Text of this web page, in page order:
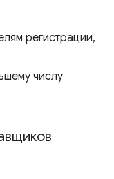
регистрации,
числу